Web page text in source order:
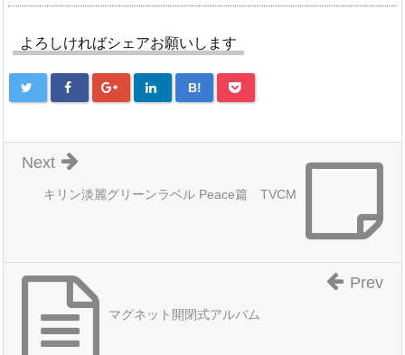
よろしければシェアお願いします
B!
キリン淡麗グリーンラベル Peace篇 TVCM
Next
マグネット開閉式アルバム
Prev